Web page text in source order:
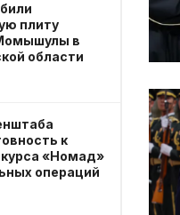
плиту
в
области
к
«Номад»
операций